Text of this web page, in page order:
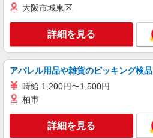
大阪市城東区
詳細を見る
アパレル用品や雑貨のピッキング検品
時給 1,200円〜1,500円
柏市
詳細を見る